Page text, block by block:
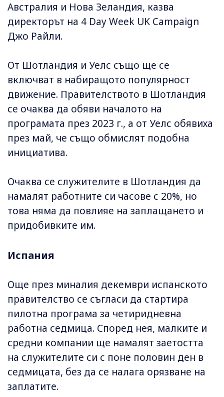
Австралия и Нова Зеландия, казва
директорът на 4 Day Week UK Campaign
Джо Райли.
От Шотландия и Уелс също ще се
включват в набиращото популярност
движение. Правителството в Шотландия
се очаква да обяви началото на
програмата през 2023 г., а от Уелс обявиха
през май, че също обмислят подобна
инициатива.
Очаква се служителите в Шотландия да
намалят работните си часове с 20%, но
това няма да повлияе на заплащането и
придобивките им.
Испания
Още през миналия декември испанското
правителство се съгласи да стартира
пилотна програма за четиридневна
работна седмица. Според нея, малките и
средни компании ще намалят заетостта
на служителите си с поне половин ден в
седмицата, без да се налага орязване на
заплатите.